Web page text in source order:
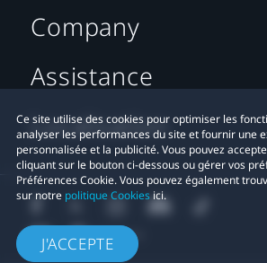
Ce site utilise des cookies pour optimiser les
analyser les performances du site et fournir une
personnalisée et la publicité. Vous pouvez
cliquant sur le bouton ci-dessous ou gérer vos
Préférences Cookie. Vous pouvez également
sur notre politique Cookiesici.
J'ACCEPTE
Company
Assistance
Localisation